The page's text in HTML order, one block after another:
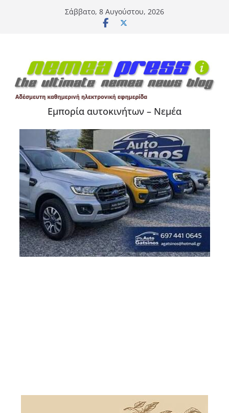
Σάββατο, 8 Αυγούστου, 2026
Εμπορία αυτοκινήτων – Νεμέα